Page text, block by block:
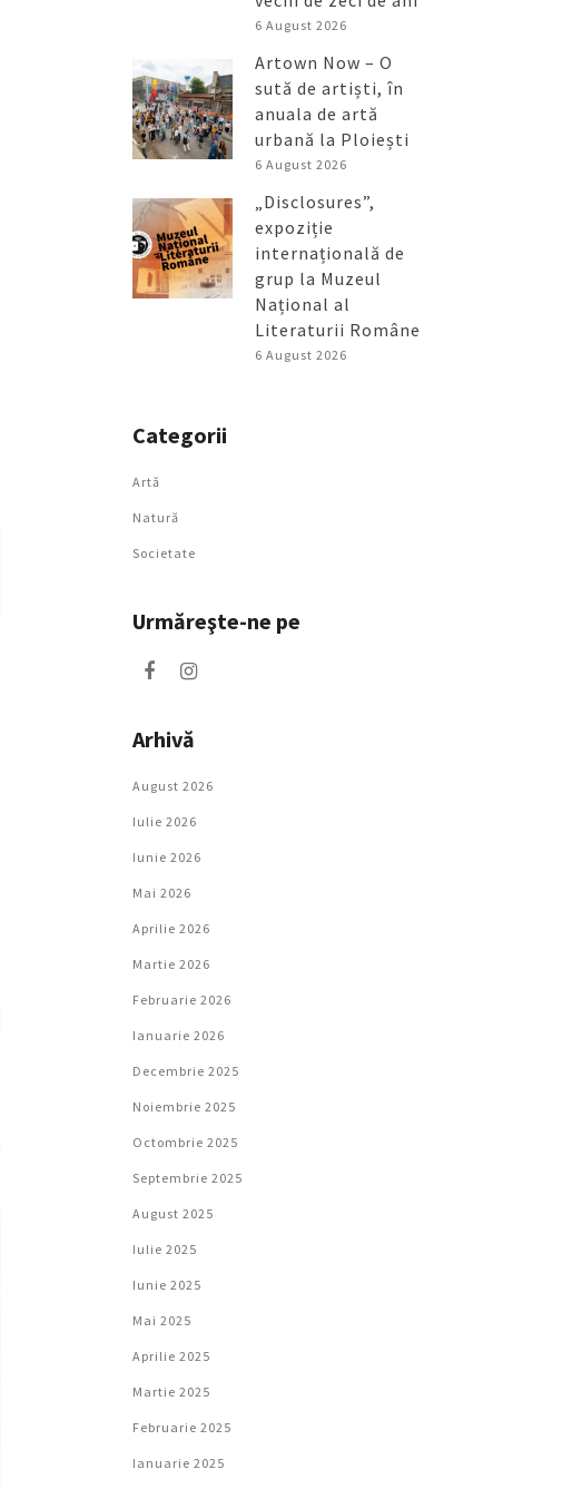
6 August 2026
Artown Now – O
sută de artiști, în
anuala de artă
urbană la Ploiești
6 August 2026
„Disclosures”,
expoziție
internațională de
grup la Muzeul
Național al
Literaturii Române
6 August 2026
Categorii
Artǎ
Natură
Societate
Urmăreşte-ne pe
Arhivă
August 2026
Iulie 2026
Iunie 2026
Mai 2026
Aprilie 2026
Martie 2026
Februarie 2026
Ianuarie 2026
Decembrie 2025
Noiembrie 2025
Octombrie 2025
Septembrie 2025
August 2025
Iulie 2025
Iunie 2025
Mai 2025
Aprilie 2025
Martie 2025
Februarie 2025
Ianuarie 2025